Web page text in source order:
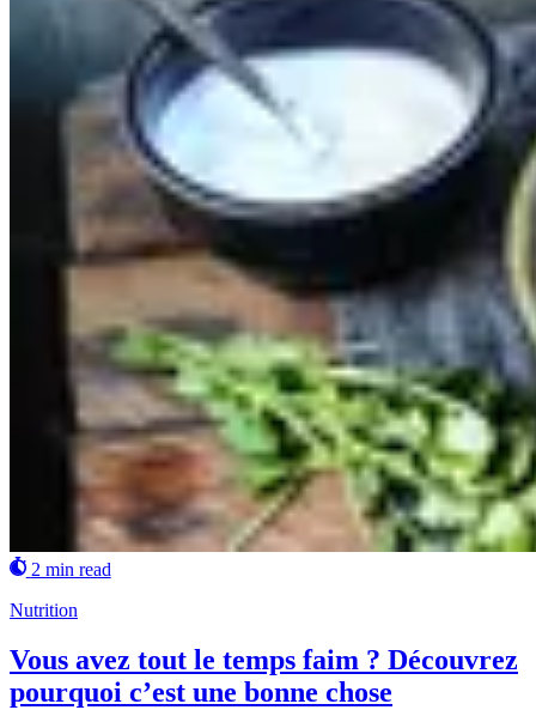
2 min read
Nutrition
Vous avez tout le temps faim ? Découvrez
pourquoi c’est une bonne chose